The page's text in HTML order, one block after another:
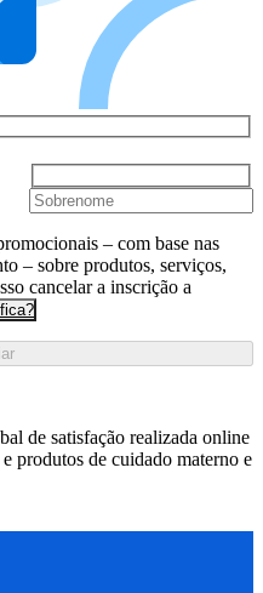
– com base nas
– sobre produtos, serviços,
cancelar a inscrição a
de satisfação realizada online
produtos de cuidado materno e